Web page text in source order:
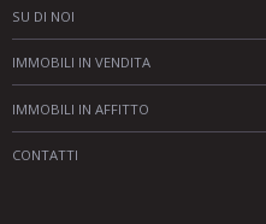
SU DI NOI
IMMOBILI IN VENDITA
IMMOBILI IN AFFITTO
CONTATTI